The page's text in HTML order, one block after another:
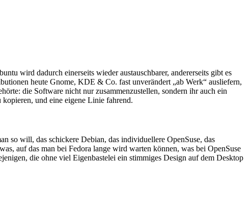
wird dadurch einerseits wieder austauschbarer, andererseits gibt es
heute Gnome, KDE & Co. fast unverändert „ab Werk“ ausliefern,
die Software nicht nur zusammenzustellen, sondern ihr auch ein
und eine eigene Linie fahrend.
so will, das schickere Debian, das individuellere OpenSuse, das
auf das man bei Fedora lange wird warten können, was bei OpenSuse
die ohne viel Eigenbastelei ein stimmiges Design auf dem Desktop